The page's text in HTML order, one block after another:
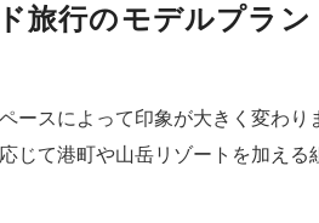
旅行のモデルプラン
ースによって印象が大きく変わり
じて港町や山岳リゾートを加える